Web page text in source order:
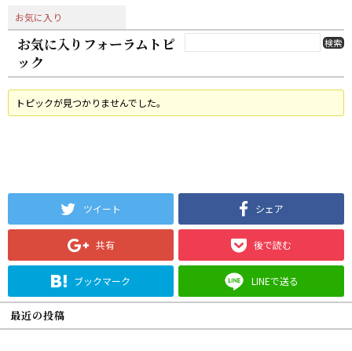
お気に入り
お気に入りフォーラムトピ
ック
トピックが見つかりませんでした。
ツイート シェア
共有 後で読む
ブックマーク LINEで送る
最近の投稿